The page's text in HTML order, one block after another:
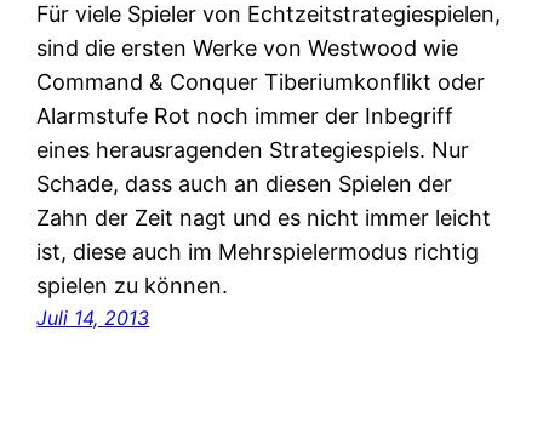
Für viele Spieler von Echtzeitstrategiespielen,
sind die ersten Werke von Westwood wie
Command & Conquer Tiberiumkonflikt oder
Alarmstufe Rot noch immer der Inbegriff
eines herausragenden Strategiespiels. Nur
Schade, dass auch an diesen Spielen der
Zahn der Zeit nagt und es nicht immer leicht
ist, diese auch im Mehrspielermodus richtig
spielen zu können.
Juli 14, 2013